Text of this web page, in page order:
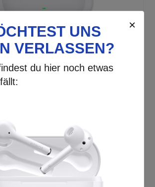
Honor |Magic Earbuds
In-Ear-Kopfhörer
✓ SOFORT LIEFERBAR
Produkt ansehen